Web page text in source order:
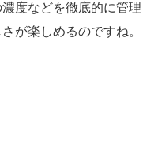
度などを徹底的に管理
が楽しめるのですね。